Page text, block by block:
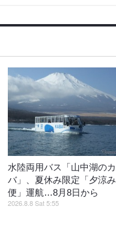
水陸両用バス「山中湖のカ
バ」、夏休み限定「夕涼み
便」運航…8月8日から
2026.8.8 Sat 5:55